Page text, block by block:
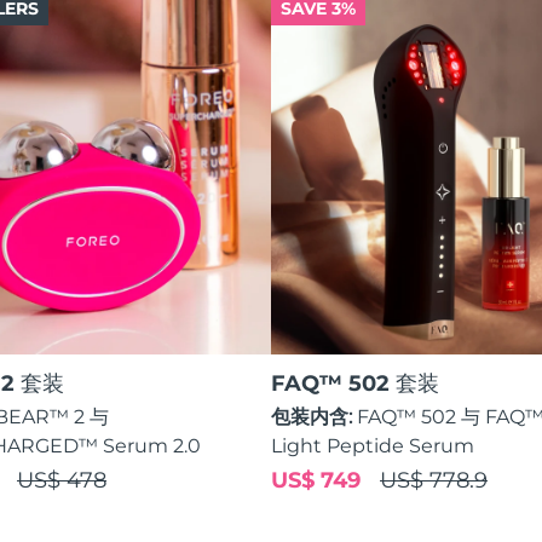
套装
2 与
Serum 2.0
US$ 478
SAVE 3%
FAQ™ 502 套装
包装内含: FAQ™ 502 与
Light Peptide Serum
US$ 778.9
US$ 749